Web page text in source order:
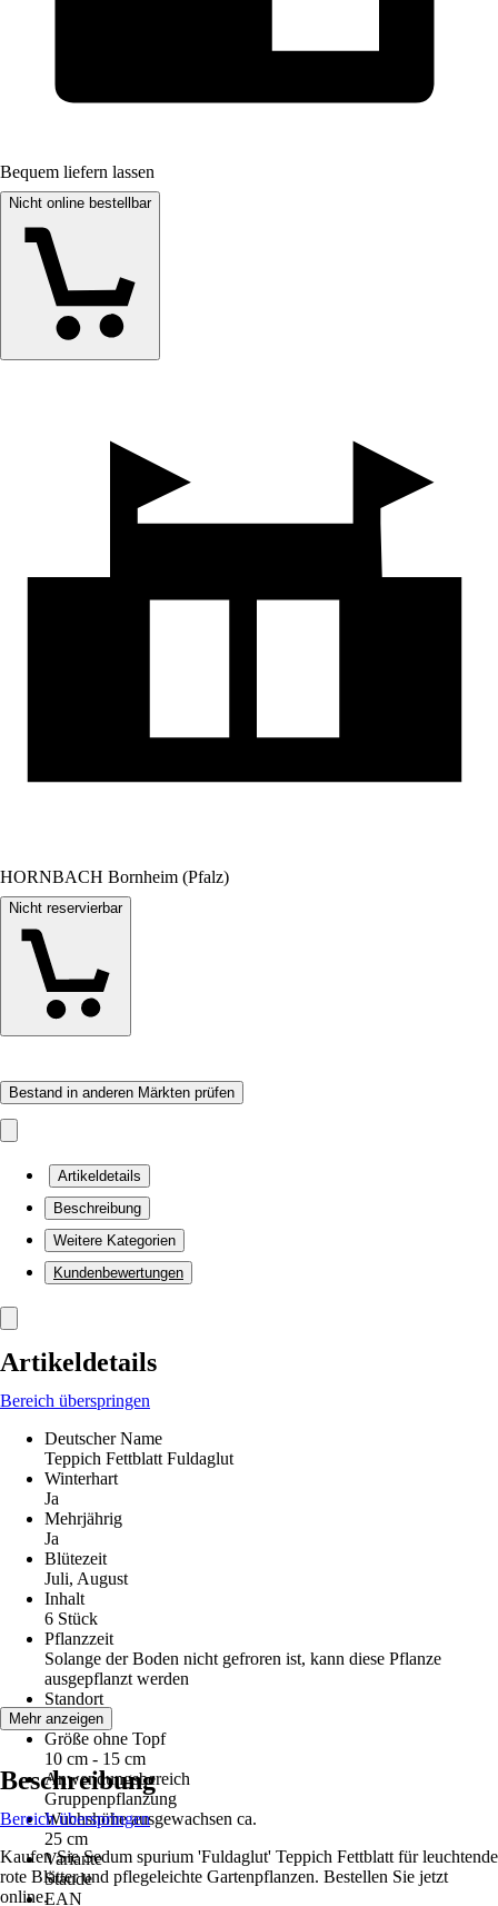
Bequem liefern lassen
Nicht online bestellbar
HORNBACH Bornheim (Pfalz)
Nicht reservierbar
Bestand in anderen Märkten prüfen
Artikeldetails
Beschreibung
Weitere Kategorien
Kundenbewertungen
Artikeldetails
Bereich überspringen
Deutscher Name
Teppich Fettblatt Fuldaglut
Winterhart
Ja
Mehrjährig
Ja
Blütezeit
Juli, August
Inhalt
6 Stück
Pflanzzeit
Solange der Boden nicht gefroren ist, kann diese Pflanze
ausgepflanzt werden
Standort
Sonne
Größe ohne Topf
10 cm - 15 cm
Anwendungsbereich
Gruppenpflanzung
Wuchshöhe ausgewachsen ca.
25 cm
Variante
Staude
EAN
Mehr anzeigen
Beschreibung
Bereich überspringen
Kaufen Sie Sedum spurium 'Fuldaglut' Teppich Fettblatt für leuchtende
rote Blätter und pflegeleichte Gartenpflanzen. Bestellen Sie jetzt
online.